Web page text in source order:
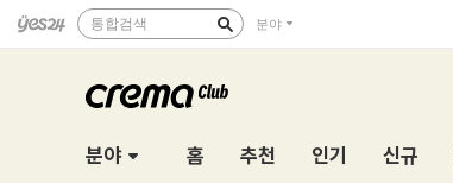
통합검색 분야
분야 홈 추천 인기 신규